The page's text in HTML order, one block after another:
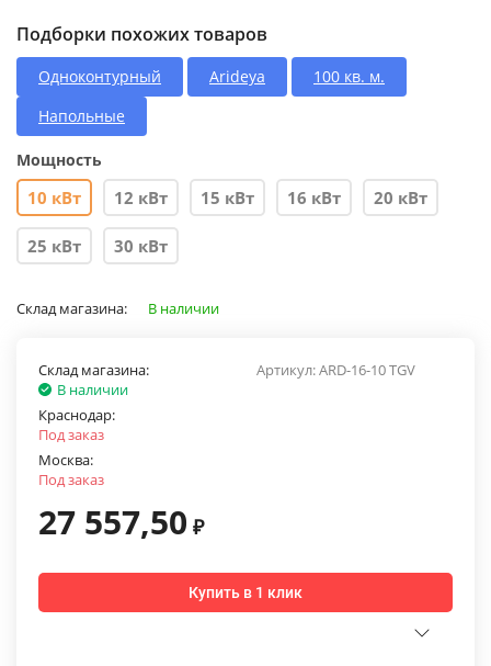
Подборки похожих товаров
Одноконтурный Arideya
100 кв. м.
Напольные
Мощность
10 кВт 12 кВт 15 кВт 16 кВт 20 кВт
25 кВт 30 кВт
Склад магазина: В наличии
Артикул:ARD-16-10 TGV
Склад магазина:
В наличии
Краснодар:
Под заказ
Москва:
Под заказ
27 557,50 ₽
Купить в 1 клик